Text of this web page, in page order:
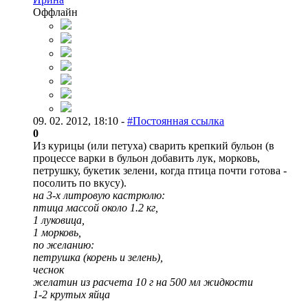
Оффлайн
09. 02. 2012, 18:10 - #Постоянная ссылка
0
Из курицы (или петуха) сварить крепкий бульон (в
процессе варки в бульон добавить лук, морковь,
петрушку, букетик зелени, когда птица почти готова -
посолить по вкусу).
на 3-х литровую кастрюлю:
птица массой около 1.2 кг,
1 луковица,
1 морковь,
по желанию:
петрушка (корень и зелень),
чеснок
желатин из расчета 10 г на 500 мл жидкости
1-2 крутых яйца